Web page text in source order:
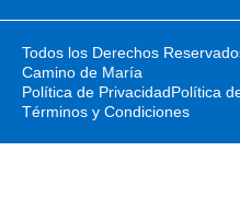
Todos los Derechos
Camino de María
Política de PrivacidadPolítica
Términos y Condiciones